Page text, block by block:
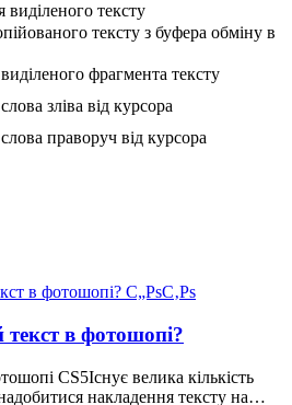
тексту
тексту з буфера обміну в
фрагмента тексту
зліва від курсора
праворуч від курсора
в фотошопі?
CS5Існує велика кількість
накладення тексту на…